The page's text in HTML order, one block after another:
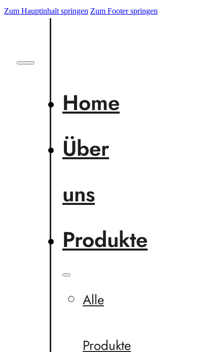
Zum Hauptinhalt springen Zum Footer springen
Home
Über
uns
Produkte
Alle
Produkte